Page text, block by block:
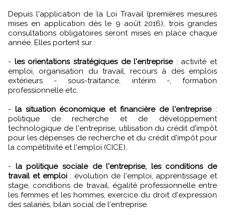
Depuis l'application de la Loi Travail (premières mesures
mises en application dès le 9 août 2016), trois grandes
consultations obligatoires seront mises en place chaque
année. Elles portent sur :
- les orientations stratégiques de l'entreprise: activité et
emploi, organisation du travail, recours à des emplois
extérieurs - sous-traitance, intérim -, formation
professionnelle etc.
- la situation économique et financière de l'entreprise:
politique de recherche et de développement
technologique de l'entreprise, utilisation du crédit d'impôt
pour les dépenses de recherche et du crédit d'impôt pour
la compétitivité et l'emploi (CICE),
- la politique sociale de l'entreprise, les conditions de
travail et emploi: évolution de l'emploi, apprentissage et
stage, conditions de travail, égalité professionnelle entre
les femmes et les hommes, exercice du droit d'expression
des salariés, bilan social de l'entreprise.